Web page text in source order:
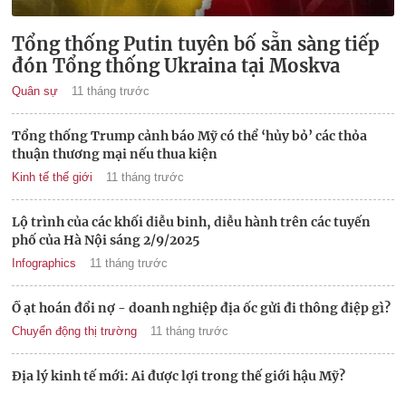
Tổng thống Putin tuyên bố sẵn sàng tiếp
đón Tổng thống Ukraina tại Moskva
Quân sự 11 tháng trước
Tổng thống Trump cảnh báo Mỹ có thể ‘hủy bỏ’ các thỏa
thuận thương mại nếu thua kiện
Kinh tế thế giới 11 tháng trước
Lộ trình của các khối diễu binh, diễu hành trên các tuyến
phố của Hà Nội sáng 2/9/2025
Infographics 11 tháng trước
Ồ ạt hoán đổi nợ - doanh nghiệp địa ốc gửi đi thông điệp gì?
Chuyển động thị trường 11 tháng trước
Địa lý kinh tế mới: Ai được lợi trong thế giới hậu Mỹ?